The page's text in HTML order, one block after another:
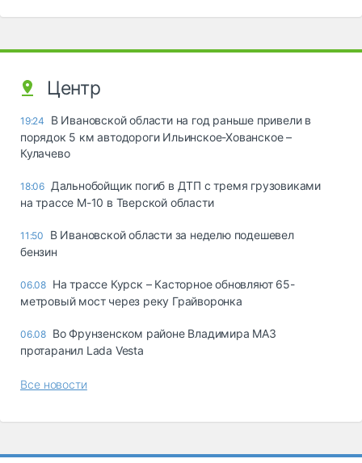
Центр
19:24
В Ивановской области на год раньше привели в
порядок 5 км автодороги Ильинское-Хованское –
Кулачево
18:06 Дальнобойщик погиб в ДТП с тремя грузовиками
на трассе М-10 в Тверской области
11:50
В Ивановской области за неделю подешевел
бензин
06.08 На трассе Курск – Касторное обновляют 65-
метровый мост через реку Грайворонка
06.08 Во Фрунзенском районе Владимира МАЗ
протаранил Lada Vesta
Все новости